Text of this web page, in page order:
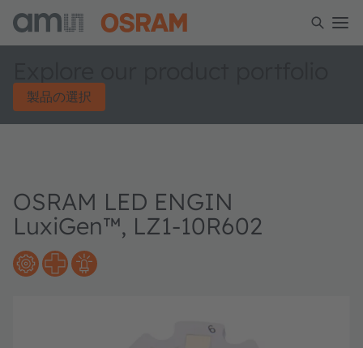
製品の選択
OSRAM LED ENGIN
LuxiGen™, LZ1-10R602